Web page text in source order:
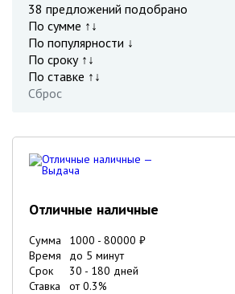
38 предложений подобрано
По сумме ↑↓
По популярности ↓
По сроку ↑↓
По ставке ↑↓
Сброс
Отличные наличные
Сумма 1000 - 80000 ₽
Время
до 5 минут
Срок
30 - 180 дней
Ставка
от0.3%